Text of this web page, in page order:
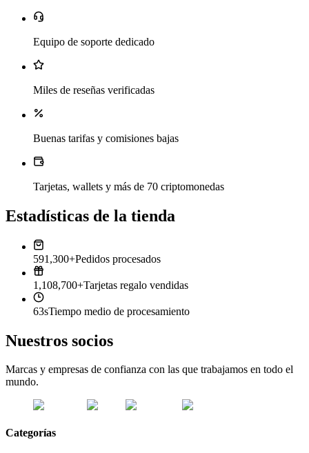
Equipo de soporte dedicado
Miles de reseñas verificadas
Buenas tarifas y comisiones bajas
Tarjetas, wallets y más de 70 criptomonedas
Estadísticas de la tienda
591,300+Pedidos procesados
1,108,700+Tarjetas regalo vendidas
63sTiempo medio de procesamiento
Nuestros socios
Marcas y empresas de confianza con las que trabajamos en todo el
mundo.
Categorías